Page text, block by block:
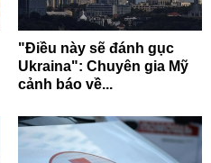
"Điều này sẽ đánh gục
Ukraina": Chuyên gia Mỹ
cảnh báo về...